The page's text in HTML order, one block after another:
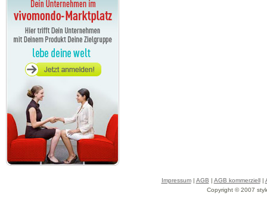
Impressum| AGB | AGB kommerziell|
Copyright © 2007